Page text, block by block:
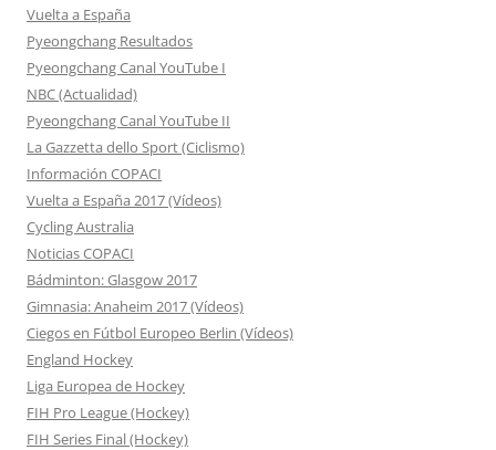
Vuelta a España
Pyeongchang Resultados
Pyeongchang Canal YouTube I
NBC (Actualidad)
Pyeongchang Canal YouTube II
La Gazzetta dello Sport (Ciclismo)
Información COPACI
Vuelta a España 2017 (Vídeos)
Cycling Australia
Noticias COPACI
Bádminton: Glasgow 2017
Gimnasia: Anaheim 2017 (Vídeos)
Ciegos en Fútbol Europeo Berlin (Vídeos)
England Hockey
Liga Europea de Hockey
FIH Pro League (Hockey)
FIH Series Final (Hockey)